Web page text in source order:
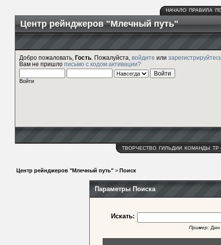
НАЧАЛО ПРАВИЛА
Центр рейнджеров "Млечный путь"
Добро пожаловать, Гость . Пожалуйста, войдите или
Вам не пришло письмо с кодом активации?
Войти
ТВОРЧЕСТВО ГИЛЬДИИ КОМАНДЫ ТР
Центр рейнджеров "Млечный путь" > Поиск
Параметры Поиска
Искать:
Пример:Дин